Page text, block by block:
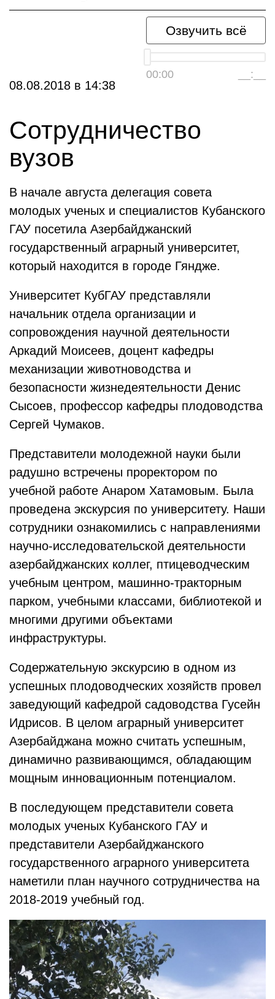
Озвучить всё
00:00 __:__
08.08.2018 в 14:38
Сотрудничество
вузов
В начале августа делегация совета
молодых ученых и специалистов Кубанского
ГАУ посетила Азербайджанский
государственный аграрный университет,
который находится в городе Гяндже.
Университет КубГАУ представляли
начальник отдела организации и
сопровождения научной деятельности
Аркадий Моисеев, доцент кафедры
механизации животноводства и
безопасности жизнедеятельности Денис
Сысоев, профессор кафедры плодоводства
Сергей Чумаков.
Представители молодежной науки были
радушно встречены проректором по
учебной работе Анаром Хатамовым. Была
проведена экскурсия по университету. Наши
сотрудники ознакомились с направлениями
научно-исследовательской деятельности
азербайджанских коллег, птицеводческим
учебным центром, машинно-тракторным
парком, учебными классами, библиотекой и
многими другими объектами
инфраструктуры.
Содержательную экскурсию в одном из
успешных плодоводческих хозяйств провел
заведующий кафедрой садоводства Гусейн
Идрисов. В целом аграрный университет
Азербайджана можно считать успешным,
динамично развивающимся, обладающим
мощным инновационным потенциалом.
В последующем представители совета
молодых ученых Кубанского ГАУ и
представители Азербайджанского
государственного аграрного университета
наметили план научного сотрудничества на
2018-2019 учебный год.